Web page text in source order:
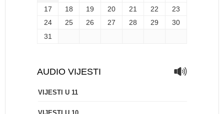
17
18 19 20 21 22
23
24
25 26 27 28 29
30
31
AUDIO VIJESTI
VIJESTI U 11